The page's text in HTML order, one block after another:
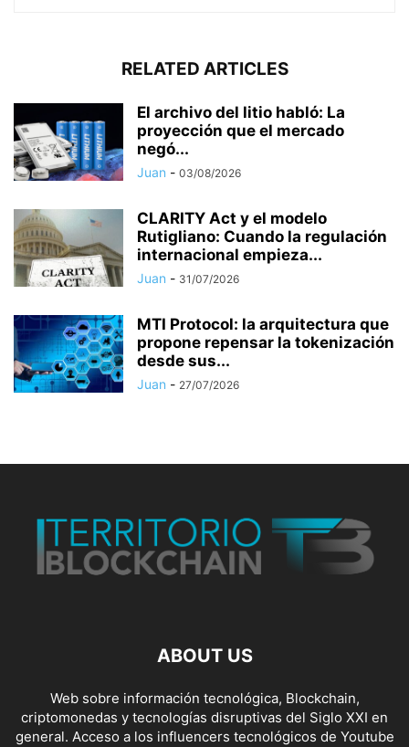
RELATED ARTICLES
El archivo del litio habló: La
proyección que el mercado
negó...
Juan - 03/08/2026
CLARITY Act y el modelo
Rutigliano: Cuando la regulación
internacional empieza...
Juan - 31/07/2026
MTI Protocol: la arquitectura que
propone repensar la tokenización
desde sus...
Juan - 27/07/2026
ABOUT US
Web sobre información tecnológica, Blockchain,
criptomonedas y tecnologías disruptivas del Siglo XXI en
general. Acceso a los influencers tecnológicos de Youtube